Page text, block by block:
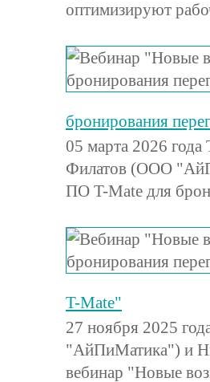
оптимизируют
бронирования
05 марта 2026
Филатов (ООО
ПО T-Mate для
T-Mate"
27 ноября 2025
"АйПиМатика") и
вебинар "Новые